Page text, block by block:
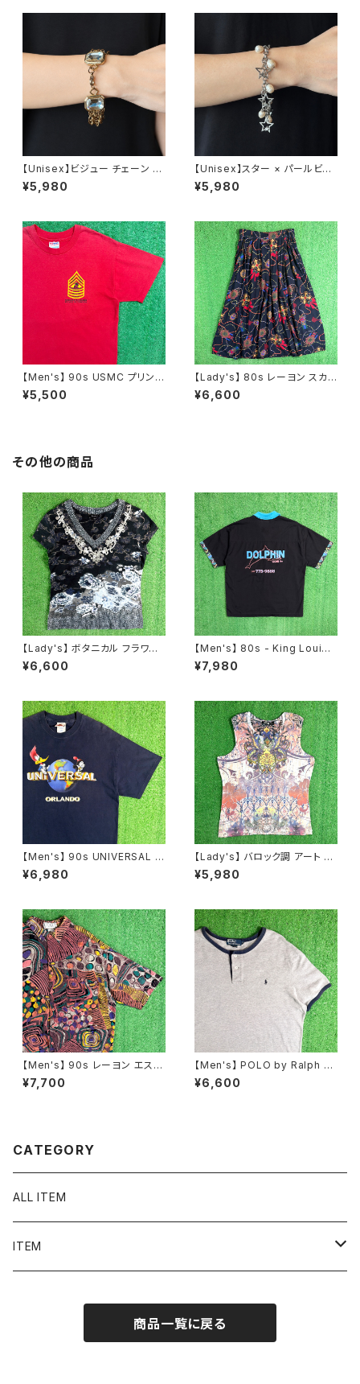
【Unisex】ビジュー チェーン ブ
レスレット / 古着 アクセサリー
N0737
¥5,980
【Unisex】スター × パールビー
ズ チャーム チェーン ブレスレッ
ト / 古着 アクセサリー N1109
¥5,980
【Men's】 90s USMC プリント
Tシャツ / アメリカ製 USA製 9
0年代 ティーシャツ T-Shirt 古
¥5,500
【Lady's】 80s レーヨン スカ
ーフ柄 スカート / 80年代 古着
レディース 総柄 2266
¥6,600
その他の商品
【Lady's】 ボタニカル フラワー
柄 Vネック トップス / 古着 Tシ
ャツ ティーシャツ T-Shirt Y2K
¥6,600
【Men's】 80s - King Louie
DOLPHIN 開襟 ボーリングシャ
ツ / アメリカ製 USA製 80年代
¥7,980
【Men's】 90s UNIVERSAL S
TUDIO ロゴ Tシャツ / 90年代
ティーシャツ T-Shirt 古着 ウッ
¥6,980
【Lady's】 バロック調 アート デ
ザイン ノースリーブ Tシャツ /
古着 タンクトップ トップス ティ
¥5,980
【Men's】 90s レーヨン エスニ
ック 総柄 シャツ / 90年代 古着
柄シャツ 半袖 メンズ 2290
¥7,700
【Men's】 POLO by Ralph La
uren 鹿の子素材 ヘンリーネッ
ク トップス / ラルフローレン ポ
¥6,600
CATEGORY
ALL ITEM
ITEM
シャツ／ブラウス
商品一覧に戻る